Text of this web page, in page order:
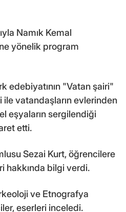
Namık Kemal
yönelik program
edebiyatının "Vatan şairi"
ile vatandaşların evlerinden
eşyaların sergilendiği
etti.
Sezai Kurt, öğrencilere
hakkında bilgi verdi.
ve Etnografya
eserleri inceledi.